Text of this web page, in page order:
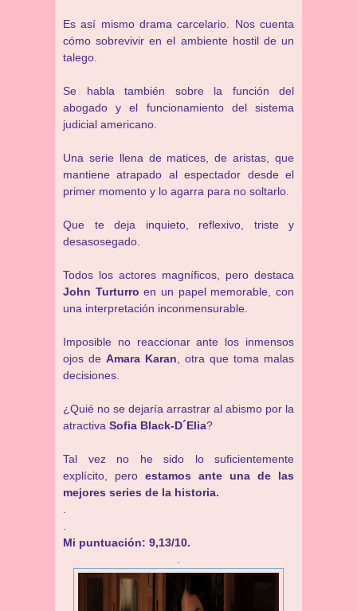
Es así mismo drama carcelario. Nos cuenta
cómo sobrevivir en el ambiente hostil de un
talego.
Se habla también sobre la función del
abogado y el funcionamiento del sistema
judicial americano.
Una serie llena de matices, de aristas, que
mantiene atrapado al espectador desde el
primer momento y lo agarra para no soltarlo.
Que te deja inquieto, reflexivo, triste y
desasosegado.
Todos los actores magníficos, pero destaca
John Turturro en un papel memorable, con
una interpretación inconmensurable.
Imposible no reaccionar ante los inmensos
ojos de Amara Karan , otra que toma malas
decisiones.
¿Quié no se dejaría arrastrar al abismo por la
atractiva Sofia Black-D´Elia?
Tal vez no he sido lo suficientemente
explícito, pero estamos ante una de las
mejores series de la historia.
Mi puntuación: 9,13/10.